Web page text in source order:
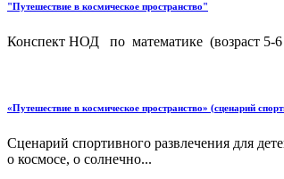
"Путешествие в космическое пространство"
Конспект НОД по математике (возраст
«Путешествие в космическое пространство» (сценарий
Сценарий спортивного развлечения для
о космосе, о солнечно...